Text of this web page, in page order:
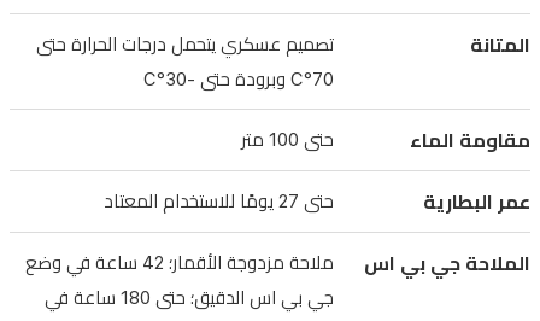
حتى
وبطارية
حتى
27
المتانة
تصميم عسكري يتحمل درجات الحرارة حتى
70°C وبرودة حتى -30°C
مقاومة الماء حتى 100 متر
عمر البطارية حتى 27 يومًا للاستخدام المعتاد
الملاحة جي بي اس
ملاحة مزدوجة الأقمار؛ 42 ساعة في وضع
جي بي اس الدقيق؛ حتى 180 ساعة في